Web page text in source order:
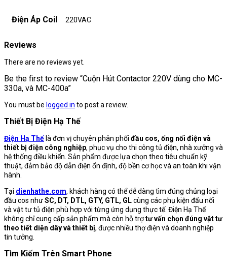
Điện Áp Coil 220VAC
Reviews
There are no reviews yet.
Be the first to review “Cuộn Hút Contactor 220V dùng cho MC-
330a, và MC-400a”
You must be logged in to post a review.
Thiết Bị Điện Hạ Thế
Điện Hạ Thế là đơn vị chuyên phân phối đầu cos, ống nối điện và
thiết bị điện công nghiệp, phục vụ cho thi công tủ điện, nhà xưởng và
hệ thống điều khiển. Sản phẩm được lựa chọn theo tiêu chuẩn kỹ
thuật, đảm bảo độ dẫn điện ổn định, độ bền cơ học và an toàn khi vận
hành.
Tại dienhathe.com, khách hàng có thể dễ dàng tìm đúng chủng loại
đầu cos nhưSC, DT, DTL, GTY, GTL, GLcùng các phụ kiện đấu nối
và vật tư tủ điện phù hợp với từng ứng dụng thực tế. Điện Hạ Thế
không chỉ cung cấp sản phẩm mà còn hỗ trợtư vấn chọn đúng vật tư
theo tiết diện dây và thiết bị, được nhiều thợ điện và doanh nghiệp
tin tưởng.
Tìm Kiếm Trên Smart Phone